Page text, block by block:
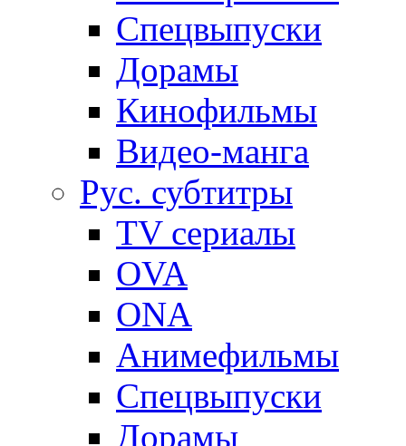
Спецвыпуски
Дорамы
Кинофильмы
Видео-манга
Рус. субтитры
TV сериалы
OVA
ONA
Анимефильмы
Спецвыпуски
Дорамы